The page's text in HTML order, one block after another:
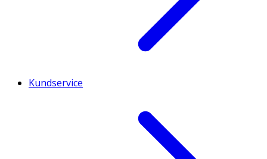
Kundservice